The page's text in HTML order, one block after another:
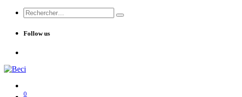
Follow us
0